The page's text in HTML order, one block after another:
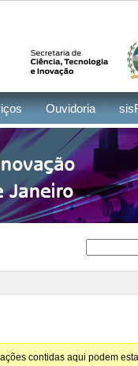
Ouvidoria
contidas aqui podem